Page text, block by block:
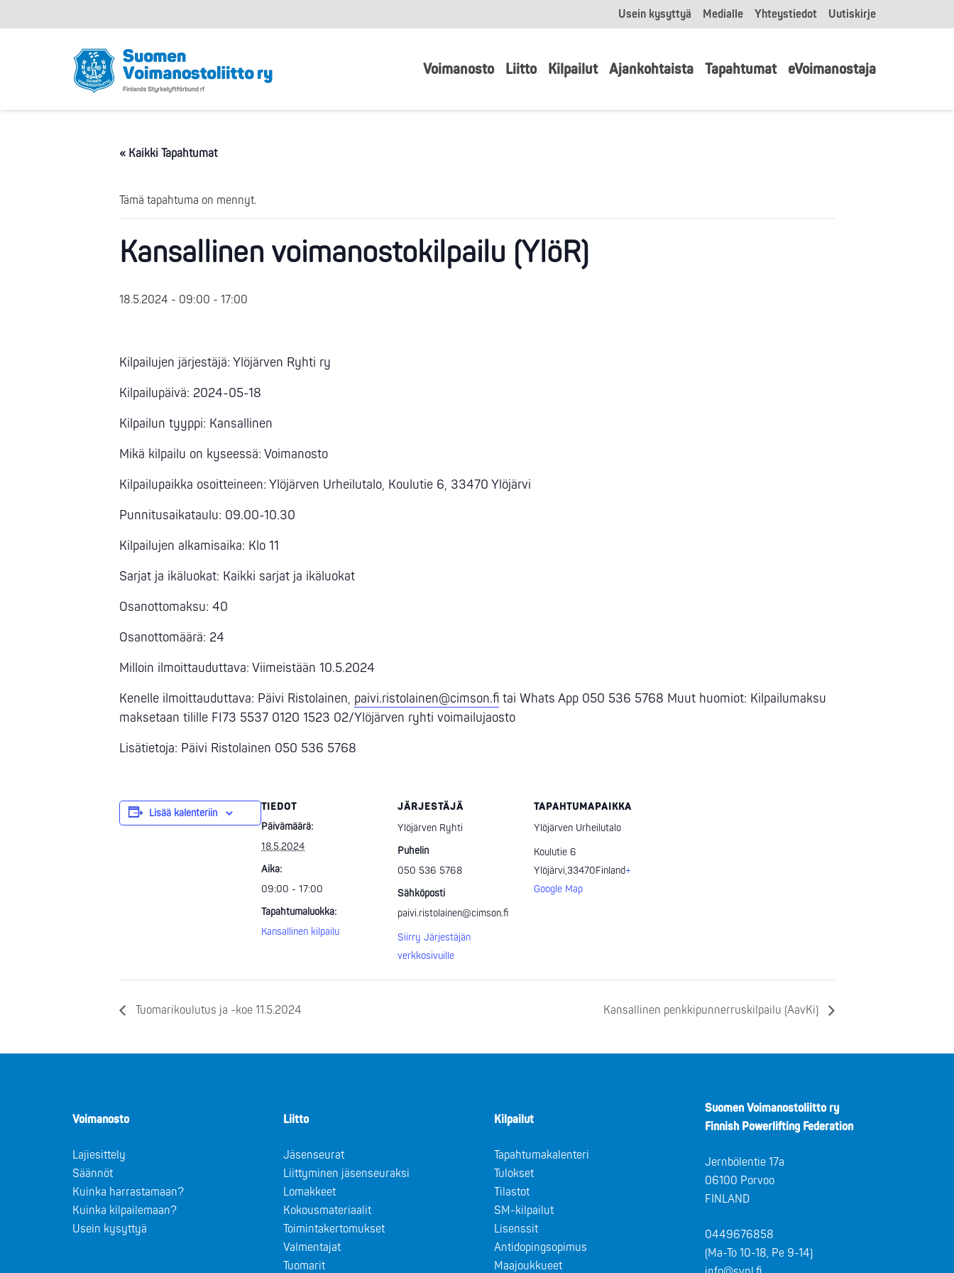
Usein kysyttyä Medialle Yhteystiedot Uutiskirje
Voimanosto Liitto Kilpailut Ajankohtaista Tapahtumat eVoimanostaja
« Kaikki Tapahtumat
Tämä tapahtuma on mennyt.
Kansallinen voimanostokilpailu (YlöR)
18.5.2024 - 09:00 - 17:00
Kilpailujen järjestäjä: Ylöjärven Ryhti ry
Kilpailupäivä: 2024-05-18
Kilpailun tyyppi: Kansallinen
Mikä kilpailu on kyseessä: Voimanosto
Kilpailupaikka osoitteineen: Ylöjärven Urheilutalo, Koulutie 6, 33470 Ylöjärvi
Punnitusaikataulu: 09.00-10.30
Kilpailujen alkamisaika: Klo 11
Sarjat ja ikäluokat: Kaikki sarjat ja ikäluokat
Osanottomaksu: 40
Osanottomäärä: 24
Milloin ilmoittauduttava: Viimeistään 10.5.2024
Kenelle ilmoittauduttava: Päivi Ristolainen, paivi.ristolainen@cimson.fi tai Whats App 050 536 5768 Muut huomiot: Kilpailumaksu
maksetaan tilille FI73 5537 0120 1523 02/Ylöjärven ryhti voimailujaosto
Lisätietoja: Päivi Ristolainen 050 536 5768
Lisää kalenteriin
TIEDOT
Päivämäärä:
18.5.2024
Aika:
09:00 - 17:00
Tapahtumaluokka:
Kansallinen kilpailu
JÄRJESTÄJÄ
Ylöjärven Ryhti
Puhelin
050 536 5768
Sähköposti
paivi.ristolainen@cimson.fi
Siirry Järjestäjän
verkkosivuille
TAPAHTUMAPAIKKA
Ylöjärven Urheilutalo
Koulutie 6
Ylöjärvi,33470Finland+
Google Map
Tuomarikoulutus ja -koe 11.5.2024 Kansallinen penkkipunnerruskilpailu (AavKi)
Voimanosto
Lajiesittely
Säännöt
Kuinka harrastamaan?
Kuinka kilpailemaan?
Usein kysyttyä
Liitto
Jäsenseurat
Liittyminen jäsenseuraksi
Lomakkeet
Kokousmateriaalit
Toimintakertomukset
Valmentajat
Tuomarit
Kilpailut
Tapahtumakalenteri
Tulokset
Tilastot
SM-kilpailut
Lisenssit
Antidopingsopimus
Maajoukkueet
Suomen Voimanostoliitto ry
Finnish Powerlifting Federation
Jernbölentie 17a
06100 Porvoo
FINLAND
0449676858
(Ma-To 10-18, Pe 9-14)